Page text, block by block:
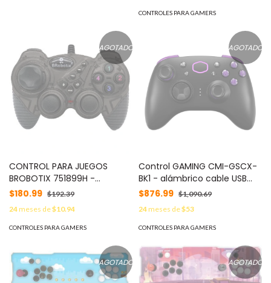
CONTROLES PARA GAMERS
AGOTADO
CONTROL PARA JUEGOS
BROBOTIX 751899H -
Gamepad, PS/PC,
Analógico/Digital, 10 botones,
Alámbrico
$180.99 $192.39
24meses de$10.94
CONTROLES PARA GAMERS
AGOTADO
Control GAMING CMI-GSCX-
BK1 - alámbrico cable USB
tipo C /inalámbrico
Bluetooth 5.0
$876.99 $1,090.69
24meses de$53
CONTROLES PARA GAMERS
AGOTADO AGOTADO